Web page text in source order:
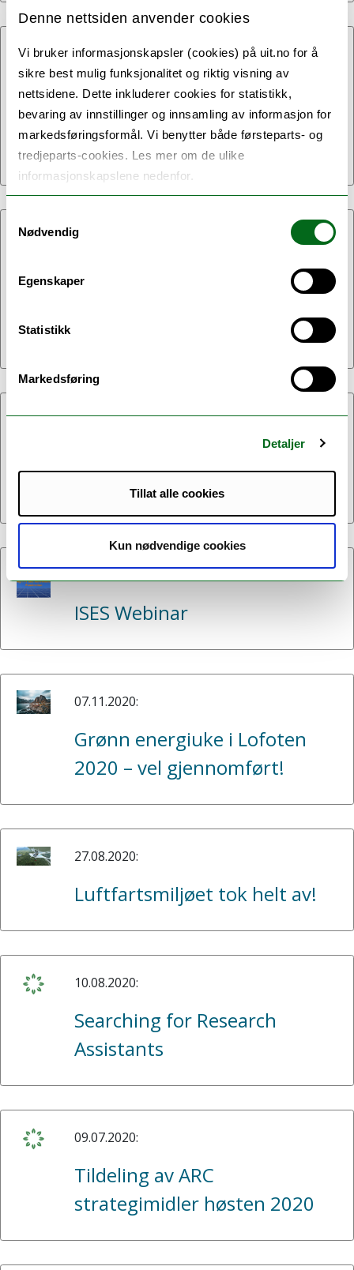
Denne nettsiden anvender cookies
Vi bruker informasjonskapsler (cookies) på uit.no for å
sikre best mulig funksjonalitet og riktig visning av
nettsidene. Dette inkluderer cookies for statistikk,
bevaring av innstillinger og innsamling av informasjon for
markedsføringsformål. Vi benytter både førsteparts- og
tredjeparts-cookies. Les mer om de ulike
informasjonskapslene nedenfor.
Nødvendig
Egenskaper
Statistikk
Markedsføring
Detaljer
Tillat alle cookies
Kun nødvendige cookies
14.09.2021:
Finnfjord og AlgOpti tildeles
93 millioner fra Grønn
Plattform!
25.08.2021:
Verdens første elektriske
lastebil til Tromsø i samarbeid
11.05.2021:
ARC at the UArctic Congress
2021 (May 14.-18.)
ISES Webinar
07.11.2020:
Grønn energiuke i Lofoten
2020 – vel gjennomført!
27.08.2020:
Luftfartsmiljøet tok helt av!
10.08.2020:
Searching for Research
Assistants
09.07.2020:
Tildeling av ARC
strategimidler høsten 2020